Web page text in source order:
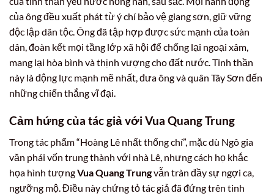
của ông đều xuất phát từ ý chí bảo vệ giang sơn, giữ vững
độc lập dân tộc. Ông đã tập hợp được sức mạnh của toàn
dân, đoàn kết mọi tầng lớp xã hội để chống lại ngoại xâm,
mang lại hòa bình và thịnh vượng cho đất nước. Tinh thần
này là động lực mạnh mẽ nhất, đưa ông và quân Tây Sơn đến
những chiến thắng vĩ đại.
Cảm hứng của tác giả với Vua Quang Trung
Trong tác phẩm “Hoàng Lê nhất thống chí”, mặc dù Ngô gia
văn phái vốn trung thành với nhà Lê, nhưng cách họ khắc
họa hình tượngVua Quang Trungvẫn tràn đầy sự ngợi ca,
ngưỡng mộ. Điều này chứng tỏ tác giả đã đứng trên tinh